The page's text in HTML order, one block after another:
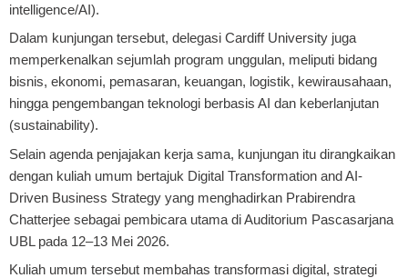
intelligence/AI).
Dalam kunjungan tersebut, delegasi Cardiff University juga
memperkenalkan sejumlah program unggulan, meliputi bidang
bisnis, ekonomi, pemasaran, keuangan, logistik, kewirausahaan,
hingga pengembangan teknologi berbasis AI dan keberlanjutan
(sustainability).
Selain agenda penjajakan kerja sama, kunjungan itu dirangkaikan
dengan kuliah umum bertajuk Digital Transformation and AI-
Driven Business Strategy yang menghadirkan Prabirendra
Chatterjee sebagai pembicara utama di Auditorium Pascasarjana
UBL pada 12–13 Mei 2026.
Kuliah umum tersebut membahas transformasi digital, strategi